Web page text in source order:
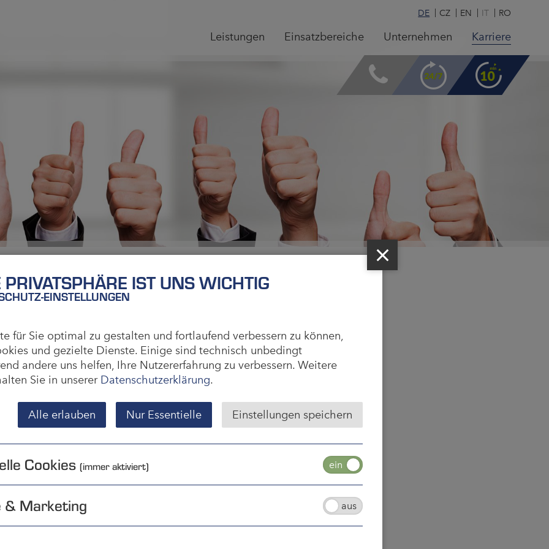
Leistungen Einsatzbereiche Unternehmen Karriere
DE CZ EN IT RO
Geschick für kniffelige
Beweis stellen. Denn Langeweile kommt in der
und ein Projekt spannender als das
Logistik. Werde Teil der Samedaylogistics.
PRIVATSPHÄRE IST UNS WICHTIG
EINSTELLUNGEN
für Sie optimal zu gestalten und fortlaufend verbessern zu können,
und gezielte Dienste. Einige sind technisch unbedingt
andere uns helfen, Ihre Nutzererfahrung zu verbessern. Weitere
Sie in unserer Datenschutzerklärung.
Alle erlauben Nur Essentielle Einstellungen speichern
Cookies (immer aktiviert)
& Marketing